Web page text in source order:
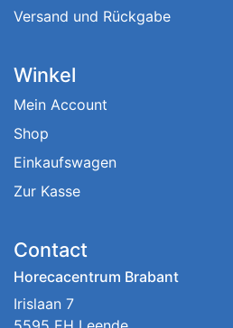
Versand und Rückgabe
Winkel
Mein Account
Shop
Einkaufswagen
Zur Kasse
Contact
Horecacentrum Brabant
Irislaan 7